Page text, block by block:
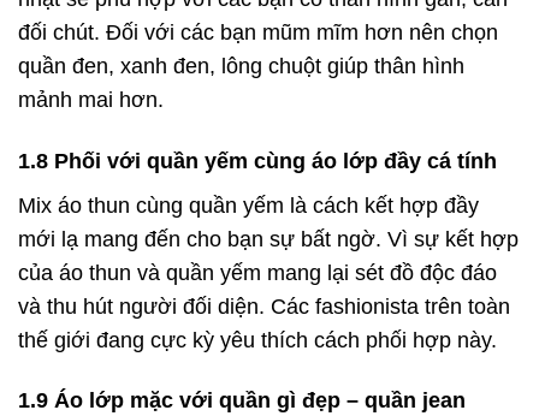
đối chút. Đối với các bạn mũm mĩm hơn nên chọn
quần đen, xanh đen, lông chuột giúp thân hình
mảnh mai hơn.
1.8 Phối với quần yếm cùng áo lớp đầy cá tính
Mix áo thun cùng quần yếm là cách kết hợp đầy
mới lạ mang đến cho bạn sự bất ngờ. Vì sự kết hợp
của áo thun và quần yếm mang lại sét đồ độc đáo
và thu hút người đối diện. Các fashionista trên toàn
thế giới đang cực kỳ yêu thích cách phối hợp này.
1.9 Áo lớp mặc với quần gì đẹp – quần jean